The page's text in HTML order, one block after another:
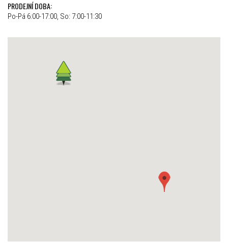
PRODEJNÍ DOBA:
Po-Pá 6:00-17:00, So: 7:00-11:30